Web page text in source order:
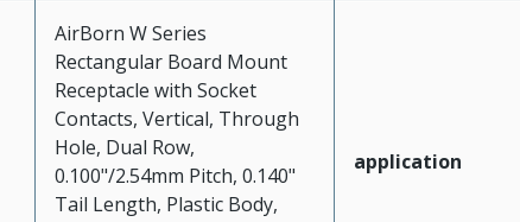
AirBorn W Series
Rectangular Board Mount
Receptacle with Socket
Contacts, Vertical, Through
Hole, Dual Row,
0.100"/2.54mm Pitch, 0.140"
Tail Length, Plastic Body,
application